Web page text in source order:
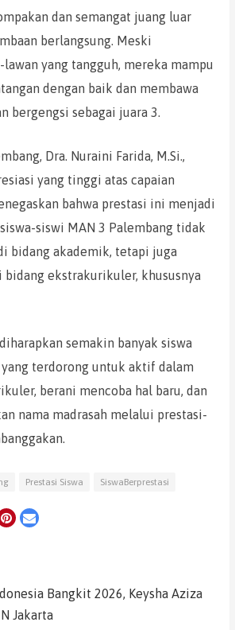
dan semangat juang luar
berlangsung. Meski
yang tangguh, mereka mampu
dengan baik dan membawa
bergengsi sebagai juara 3.
Dra. Nuraini Farida, M.Si.,
yang tinggi atas capaian
bahwa prestasi ini menjadi
siswi MAN 3 Palembang tidak
bidang akademik, tetapi juga
bidang ekstrakurikuler, khususnya
semakin banyak siswa
yang terdorong untuk aktif dalam
berani mencoba hal baru, dan
nama madrasah melalui prestasi-
Prestasi Siswa SiswaBerprestasi
Pinterest
Email
Bangkit 2026, Keysha Aziza
Jakarta